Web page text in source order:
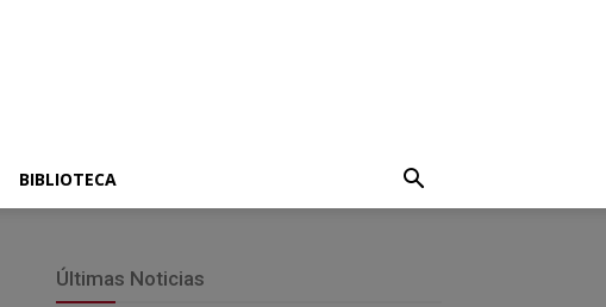
BIBLIOTECA
Últimas Noticias